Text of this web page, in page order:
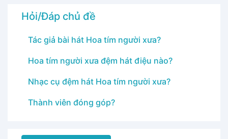
Hỏi/Đáp chủ đề
Tác giả bài hát Hoa tím người xưa?
Hoa tím người xưa đệm hát điệu nào?
Nhạc cụ đệm hát Hoa tím người xưa?
Thành viên đóng góp?